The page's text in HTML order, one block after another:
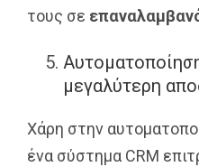
τους σε
μεγαλύτερη
Χάρη στην
ένα σύστημα CRM